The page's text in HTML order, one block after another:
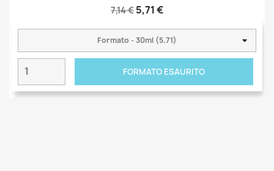
7,14 € 5,71 €
FORMATO ESAURITO